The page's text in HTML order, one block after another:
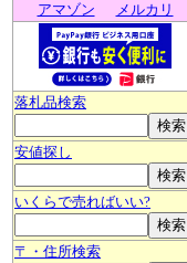
アマゾン
メルカリ
落札品検索
安値探し
いくらで売ればいい?
〒・住所検索